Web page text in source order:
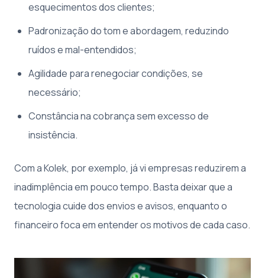
esquecimentos dos clientes;
Padronização do tom e abordagem, reduzindo
ruídos e mal-entendidos;
Agilidade para renegociar condições, se
necessário;
Constância na cobrança sem excesso de
insistência.
Com a Kolek, por exemplo, já vi empresas reduzirem a
inadimplência em pouco tempo. Basta deixar que a
tecnologia cuide dos envios e avisos, enquanto o
financeiro foca em entender os motivos de cada caso.